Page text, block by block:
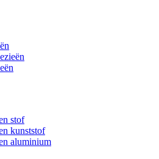
stof
kunststof
aluminium